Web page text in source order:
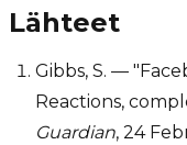
Lähteet
Gibbs, S. —
Reactions,
Guardian, 24